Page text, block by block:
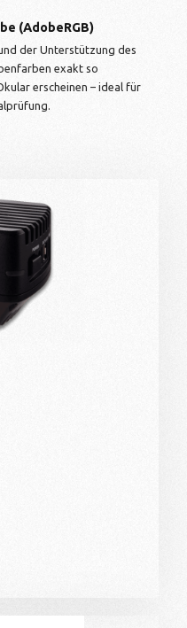
(AdobeRGB)
der Unterstützung des
exakt so
erscheinen – ideal für